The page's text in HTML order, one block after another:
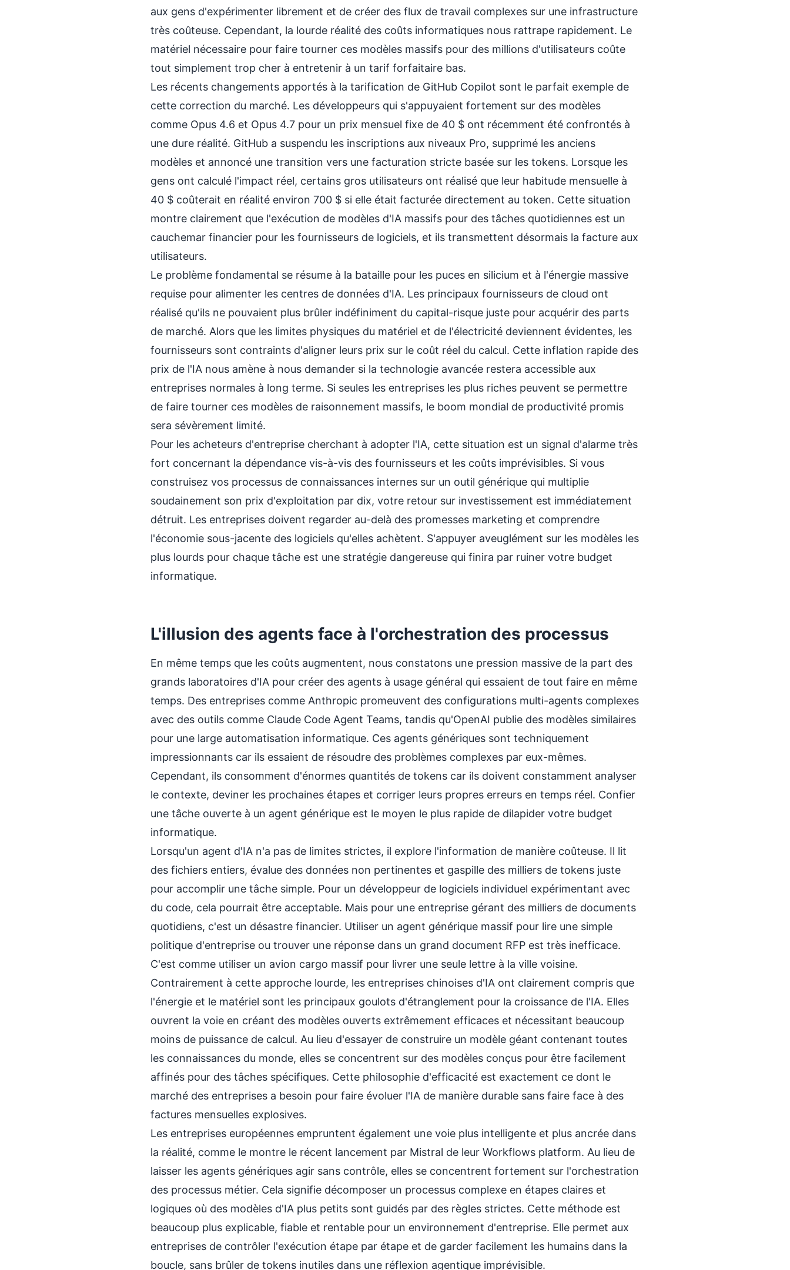
aux gens d'expérimenter librement et de créer des flux de travail complexes sur une infrastructure
très coûteuse. Cependant, la lourde réalité des coûts informatiques nous rattrape rapidement. Le
matériel nécessaire pour faire tourner ces modèles massifs pour des millions d'utilisateurs coûte
tout simplement trop cher à entretenir à un tarif forfaitaire bas.
Les récents changements apportés à la tarification de GitHub Copilot sont le parfait exemple de
cette correction du marché. Les développeurs qui s'appuyaient fortement sur des modèles
comme Opus 4.6 et Opus 4.7 pour un prix mensuel fixe de 40 $ ont récemment été confrontés à
une dure réalité. GitHub a suspendu les inscriptions aux niveaux Pro, supprimé les anciens
modèles et annoncé une transition vers une facturation stricte basée sur les tokens. Lorsque les
gens ont calculé l'impact réel, certains gros utilisateurs ont réalisé que leur habitude mensuelle à
40 $ coûterait en réalité environ 700 $ si elle était facturée directement au token. Cette situation
montre clairement que l'exécution de modèles d'IA massifs pour des tâches quotidiennes est un
cauchemar financier pour les fournisseurs de logiciels, et ils transmettent désormais la facture aux
utilisateurs.
Le problème fondamental se résume à la bataille pour les puces en silicium et à l'énergie massive
requise pour alimenter les centres de données d'IA. Les principaux fournisseurs de cloud ont
réalisé qu'ils ne pouvaient plus brûler indéfiniment du capital-risque juste pour acquérir des parts
de marché. Alors que les limites physiques du matériel et de l'électricité deviennent évidentes, les
fournisseurs sont contraints d'aligner leurs prix sur le coût réel du calcul. Cette inflation rapide des
prix de l'IA nous amène à nous demander si la technologie avancée restera accessible aux
entreprises normales à long terme. Si seules les entreprises les plus riches peuvent se permettre
de faire tourner ces modèles de raisonnement massifs, le boom mondial de productivité promis
sera sévèrement limité.
Pour les acheteurs d'entreprise cherchant à adopter l'IA, cette situation est un signal d'alarme très
fort concernant la dépendance vis-à-vis des fournisseurs et les coûts imprévisibles. Si vous
construisez vos processus de connaissances internes sur un outil générique qui multiplie
soudainement son prix d'exploitation par dix, votre retour sur investissement est immédiatement
détruit. Les entreprises doivent regarder au-delà des promesses marketing et comprendre
l'économie sous-jacente des logiciels qu'elles achètent. S'appuyer aveuglément sur les modèles les
plus lourds pour chaque tâche est une stratégie dangereuse qui finira par ruiner votre budget
informatique.
L'illusion des agents face à l'orchestration des processus
En même temps que les coûts augmentent, nous constatons une pression massive de la part des
grands laboratoires d'IA pour créer des agents à usage général qui essaient de tout faire en même
temps. Des entreprises comme Anthropic promeuvent des configurations multi-agents complexes
avec des outils comme Claude Code Agent Teams, tandis qu'OpenAI publie des modèles similaires
pour une large automatisation informatique. Ces agents génériques sont techniquement
impressionnants car ils essaient de résoudre des problèmes complexes par eux-mêmes.
Cependant, ils consomment d'énormes quantités de tokens car ils doivent constamment analyser
le contexte, deviner les prochaines étapes et corriger leurs propres erreurs en temps réel. Confier
une tâche ouverte à un agent générique est le moyen le plus rapide de dilapider votre budget
informatique.
Lorsqu'un agent d'IA n'a pas de limites strictes, il explore l'information de manière coûteuse. Il lit
des fichiers entiers, évalue des données non pertinentes et gaspille des milliers de tokens juste
pour accomplir une tâche simple. Pour un développeur de logiciels individuel expérimentant avec
du code, cela pourrait être acceptable. Mais pour une entreprise gérant des milliers de documents
quotidiens, c'est un désastre financier. Utiliser un agent générique massif pour lire une simple
politique d'entreprise ou trouver une réponse dans un grand document RFP est très inefficace.
C'est comme utiliser un avion cargo massif pour livrer une seule lettre à la ville voisine.
Contrairement à cette approche lourde, les entreprises chinoises d'IA ont clairement compris que
l'énergie et le matériel sont les principaux goulots d'étranglement pour la croissance de l'IA. Elles
ouvrent la voie en créant des modèles ouverts extrêmement efficaces et nécessitant beaucoup
moins de puissance de calcul. Au lieu d'essayer de construire un modèle géant contenant toutes
les connaissances du monde, elles se concentrent sur des modèles conçus pour être facilement
affinés pour des tâches spécifiques. Cette philosophie d'efficacité est exactement ce dont le
marché des entreprises a besoin pour faire évoluer l'IA de manière durable sans faire face à des
factures mensuelles explosives.
Les entreprises européennes empruntent également une voie plus intelligente et plus ancrée dans
la réalité, comme le montre le récent lancement par Mistral de leur Workflows platform. Au lieu de
laisser les agents génériques agir sans contrôle, elles se concentrent fortement sur l'orchestration
des processus métier. Cela signifie décomposer un processus complexe en étapes claires et
logiques où des modèles d'IA plus petits sont guidés par des règles strictes. Cette méthode est
beaucoup plus explicable, fiable et rentable pour un environnement d'entreprise. Elle permet aux
entreprises de contrôler l'exécution étape par étape et de garder facilement les humains dans la
boucle, sans brûler de tokens inutiles dans une réflexion agentique imprévisible.